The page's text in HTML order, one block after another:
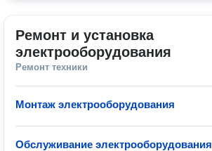
Ремонт и установка
электрооборудования
Ремонт техники
Монтаж электрооборудования
Обслуживание электрооборудования